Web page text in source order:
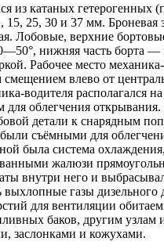
из катаных
15, 25, 30 и 37 мм. Броневая
Лобовые, верхние
нижняя часть борта —
Рабочее место
смещением влево от
водителя располагался
облегчения
детали к снарядным
съёмными для
была система охлаждения,
жалюзи
внутри него и
газы
для вентиляции
баков, другим узлам
заслонками и кожухами.